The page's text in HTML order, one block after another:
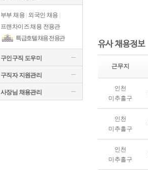
부부 채용 외국인 채용
프랜차이즈 채용 전용관
특급호텔 채용 전용관
구인구직 도우미
구직자 지원관리
사장님 채용관리
유사 채용정보
근무지
인천
미추홀구
인천
미추홀구
인천
미추홀구